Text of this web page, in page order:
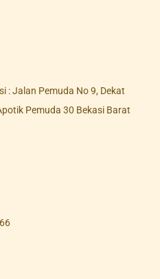
: Jalan Pemuda No 9, Dekat
Pemuda 30 Bekasi Barat